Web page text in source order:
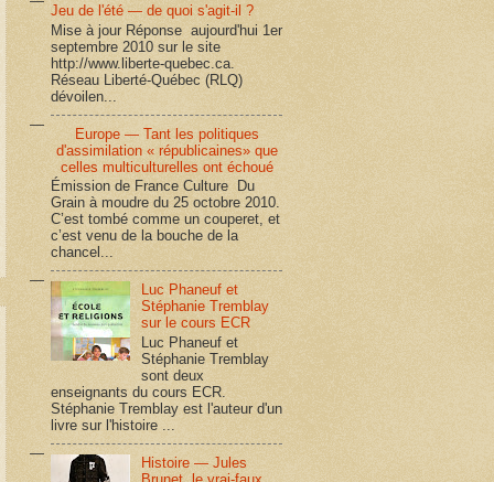
Jeu de l'été — de quoi s'agit-il ?
Mise à jour Réponse aujourd'hui 1er
septembre 2010 sur le site
http://www.liberte-quebec.ca.
Réseau Liberté-Québec (RLQ)
dévoilen...
Europe — Tant les politiques
d'assimilation « républicaines» que
celles multiculturelles ont échoué
Émission de France Culture Du
Grain à moudre du 25 octobre 2010.
C’est tombé comme un couperet, et
c’est venu de la bouche de la
chancel...
Luc Phaneuf et
Stéphanie Tremblay
sur le cours ECR
Luc Phaneuf et
Stéphanie Tremblay
sont deux
enseignants du cours ECR.
Stéphanie Tremblay est l'auteur d'un
livre sur l'histoire ...
Histoire — Jules